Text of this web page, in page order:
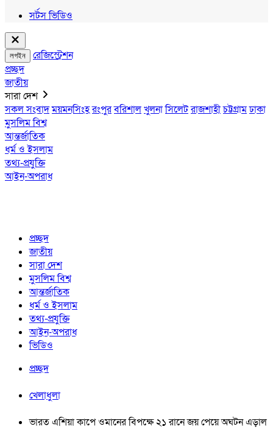
সর্টস ভিডিও
লগইন
রেজিস্ট্রেশন
প্রচ্ছদ
জাতীয়
সারা দেশ
সকল সংবাদময়মনসিংহরংপুরবরিশালখুলনাসিলেটরাজশাহীচট্টগ্রামঢাকা
মুসলিম বিশ্ব
আন্তর্জাতিক
ধর্ম ও ইসলাম
তথ্য-প্রযুক্তি
আইন-অপরাধ
প্রচ্ছদ
জাতীয়
সারা দেশ
মুসলিম বিশ্ব
আন্তর্জাতিক
ধর্ম ও ইসলাম
তথ্য-প্রযুক্তি
আইন-অপরাধ
ভিডিও
প্রচ্ছদ
খেলাধুলা
ভারত এশিয়া কাপে ওমানের বিপক্ষে ২১ রানে জয় পেয়ে অঘটন এড়াল